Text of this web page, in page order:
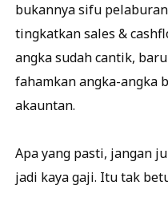
bukannya sifu
tingkatkan sales &
angka sudah cantik,
fahamkan angka-angka
akauntan.
Apa yang pasti, jangan
jadi kaya gaji. Itu tak